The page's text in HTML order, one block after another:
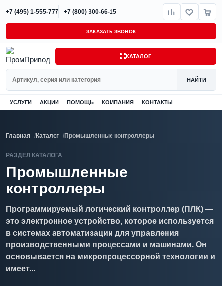
+7 (495) 1-555-777 +7 (800) 300-66-15
ЗАКАЗАТЬ ЗВОНОК
КАТАЛОГ
НАЙТИ
УСЛУГИ АКЦИИ ПОМОЩЬ КОМПАНИЯ КОНТАКТЫ
Главная Каталог Промышленные контроллеры
РАЗДЕЛ КАТАЛОГА
Промышленные
контроллеры
Программируемый логический контроллер (ПЛК) —
это электронное устройство, которое используется
в системах автоматизации для управления
производственными процессами и машинами. Он
основывается на микропроцессорной технологии и
имеет...